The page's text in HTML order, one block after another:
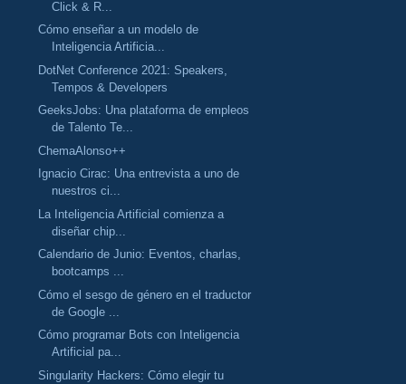
Click & R...
Cómo enseñar a un modelo de
Inteligencia Artificia...
DotNet Conference 2021: Speakers,
Tempos & Developers
GeeksJobs: Una plataforma de empleos
de Talento Te...
ChemaAlonso++
Ignacio Cirac: Una entrevista a uno de
nuestros ci...
La Inteligencia Artificial comienza a
diseñar chip...
Calendario de Junio: Eventos, charlas,
bootcamps ...
Cómo el sesgo de género en el traductor
de Google ...
Cómo programar Bots con Inteligencia
Artificial pa...
Singularity Hackers: Cómo elegir tu